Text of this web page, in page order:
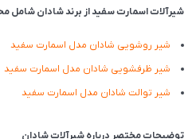
شیرآلات اسمارت سفید از برند شادان شامل
شیر روشویی شادان مدل اسمارت سفید
شیر ظرفشویی شادان مدل اسمارت سفید
شیر توالت شادان مدل اسمارت سفید
توضیحات مختصر درباره شیرآلات شادان